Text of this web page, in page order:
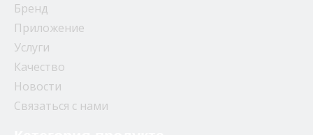
Бренд
Приложение
Услуги
Качество
Новости
Связаться с нами